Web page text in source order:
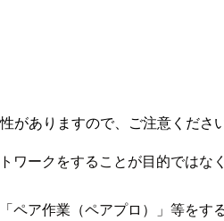
ありますので、ご注意ください
ークをすることが目的ではな
ア作業（ペアプロ）」等を